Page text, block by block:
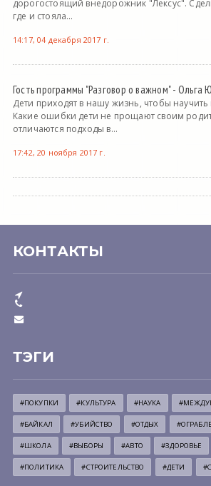
дорогостоящий внедорожник "Лексус".
где и стояла...
14:17, 04 декабря 2017 г.
Гость программы "Разговор о важном" - Ольга
Дети приходят в нашу жизнь, чтобы
Какие ошибки дети не прощают своим
отличаются подходы в...
17:42, 20 ноября 2017 г.
КОНТАКТЫ
ТЭГИ
#ПОКУПКИ #КУЛЬТУРА #НАУКА
#БАЙКАЛ #УБИЙСТВО #ОТДЫХ
#ШКОЛА #ВЫБОРЫ #АВТО #ЗДОРОВЬЕ
#ПОЛИТИКА #СТРОИТЕЛЬСТВО #ДЕТИ